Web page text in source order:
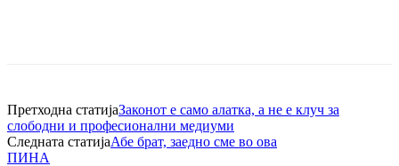
Претходна статијаЗаконот е само алатка, а не е клуч за
слободни и професионални медиуми
Следната статијаАбе брат, заедно сме во ова
ПИНА